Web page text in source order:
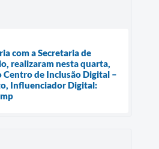
com a Secretaria de
realizaram nesta quarta,
Centro de Inclusão Digital –
Influenciador Digital: